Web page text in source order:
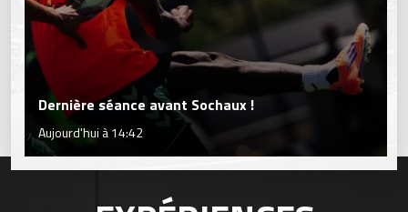
Dernière séance avant Sochaux !
Aujourd'hui à 14:42